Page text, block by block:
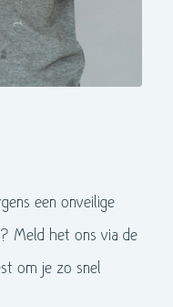
een onveilige
Meld het ons via de
om je zo snel